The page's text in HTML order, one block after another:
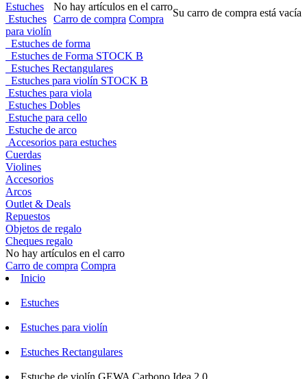
No hay artículos en el carro
Carro de compra Compra
Su carro de compra está vacía
Estuches
Estuches
para violín
Estuches de forma
Estuches de Forma STOCK B
Estuches Rectangulares
Estuches para violín STOCK B
Estuches para viola
Estuches Dobles
Estuche para cello
Estuche de arco
Accesorios para estuches
Cuerdas
Violines
Accesorios
Arcos
Outlet & Deals
Repuestos
Objetos de regalo
Cheques regalo
No hay artículos en el carro
Carro de compra Compra
Inicio
Estuches
Estuches para violín
Estuches Rectangulares
Estuche de violín GEWA Carbono Idea 2.0